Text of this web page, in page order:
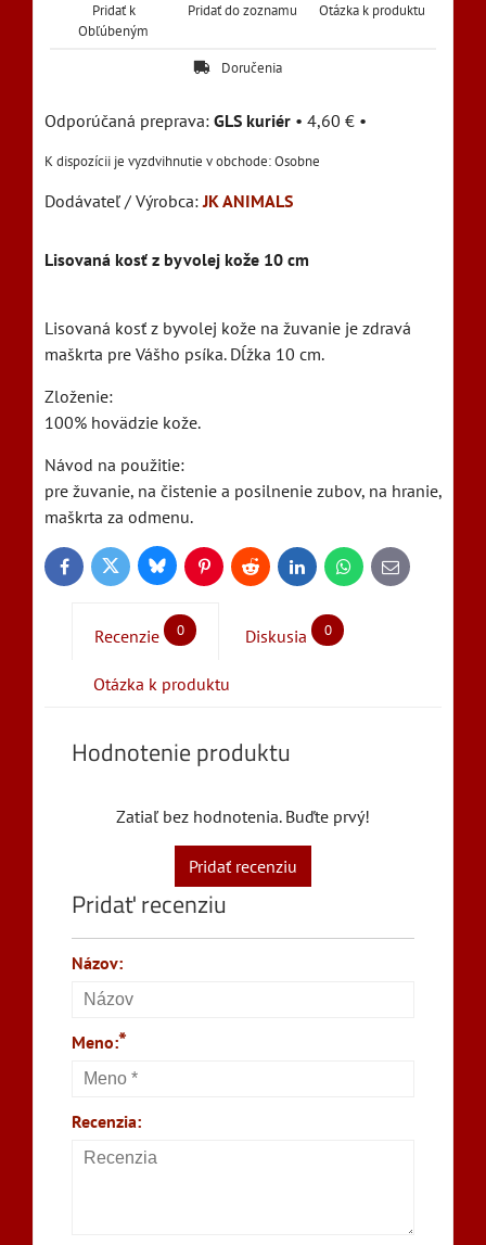
Pridať k
Obľúbeným
Pridať do zoznamu Otázka k produktu
Doručenia
GLS kuriér • 4,60 € •
Osobne
Dodávateľ / Výrobca:JK ANIMALS
Lisovaná kosť z byvolej kože 10 cm
Lisovaná kosť z byvolej kože na žuvanie je zdravá
maškrta pre Vášho psíka. Dĺžka 10 cm.
Zloženie:
100% hovädzie kože.
Návod na použitie:
pre žuvanie, na čistenie a posilnenie zubov, na hranie,
maškrta za odmenu.
FacebookTwitter BlueskyPinterestReddit LinkedInWhatsApp
E-
mail
Recenzie 0 Diskusia 0
Otázka k produktu
Hodnotenie produktu
Zatiaľ bez hodnotenia. Buďte prvý!
Pridať recenziu
Pridať recenziu
Názov:
Meno:*
Recenzia: